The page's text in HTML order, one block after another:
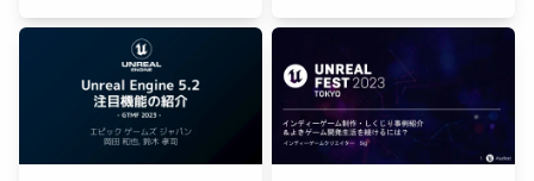
ャパン